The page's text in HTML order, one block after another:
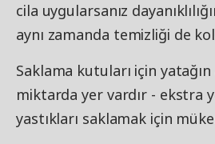
cila uygularsanız
aynı zamanda temizliği de
Saklama kutuları için
miktarda yer vardır - ekstra
yastıkları saklamak için